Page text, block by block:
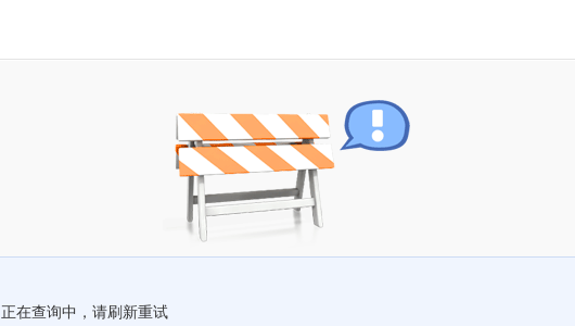
正在查询中，请刷新重试